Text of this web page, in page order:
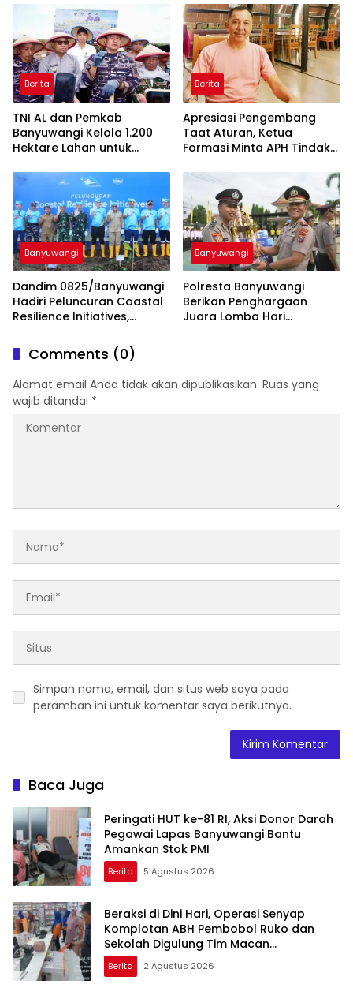
Macan Blambangan
Berita
TNI AL dan Pemkab
Banyuwangi Kelola 1.200
Hektare Lahan untuk
Nasional
Berita
Apresiasi Pengembang
Taat Aturan, Ketua
Formasi Minta APH Tindak
Pertanyakan Perizinan di
Gambor
Banyuwangi
Dandim 0825/Banyuwangi
Hadiri Peluncuran Coastal
Resilience Initiatives,
dari Ancaman Abrasi
Banyuwangi
Polresta Banyuwangi
Berikan Penghargaan
Juara Lomba Hari
Comments (0)
Alamat email Anda tidak akan dipublikasikan. Ruas yang
wajib ditandai *
Simpan nama, email, dan situs web saya pada
peramban ini untuk komentar saya berikutnya.
Baca Juga
Peringati HUT ke-81 RI, Aksi Donor Darah
Pegawai Lapas Banyuwangi Bantu
Amankan Stok PMI
Berita 5 Agustus 2026
Beraksi di Dini Hari, Operasi Senyap
Komplotan ABH Pembobol Ruko dan
Sekolah Digulung Tim Macan
Blambangan
Berita 2 Agustus 2026